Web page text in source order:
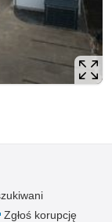
Zgłoś korupcję